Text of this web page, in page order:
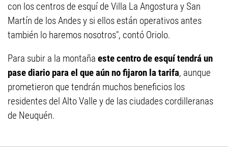
con los centros de esquí de Villa La Angostura y San
Martín de los Andes y si ellos están operativos antes
también lo haremos nosotros", contó Oriolo.
Para subir a la montaña este centro de esquí tendrá un
pase diario para el que aún no fijaron la tarifa, aunque
prometieron que tendrán muchos beneficios los
residentes del Alto Valle y de las ciudades cordilleranas
de Neuquén.